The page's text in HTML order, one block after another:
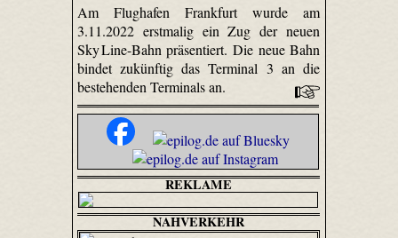
Am Flughafen Frankfurt wurde am
3.11.2022 erstmalig ein Zug der neuen
Sky Line-Bahn präsentiert. Die neue Bahn
bindet zukünftig das Terminal 3 an die
bestehenden Terminals an.
REKLAME
NAHVERKEHR